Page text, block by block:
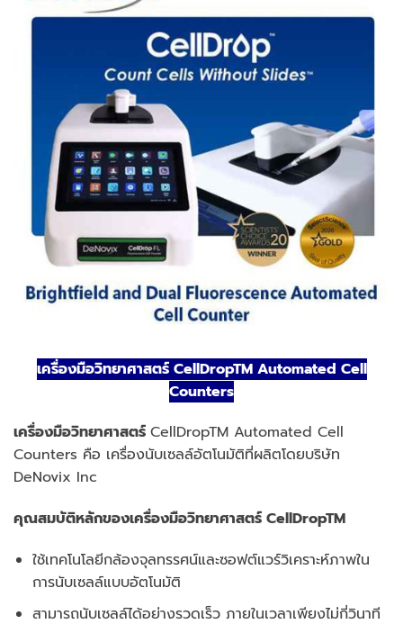
เครื่องมือวิทยาศาสตร์ CellDropTM Automated Cell
Counters
เครื่องมือวิทยาศาสตร์ CellDropTM Automated Cell
Counters คือ เครื่องนับเซลล์อัตโนมัติที่ผลิตโดยบริษัท
DeNovix Inc
คุณสมบัติหลักของเครื่องมือวิทยาศาสตร์ CellDropTM
ใช้เทคโนโลยีกล้องจุลทรรศน์และซอฟต์แวร์วิเคราะห์ภาพใน
การนับเซลล์แบบอัตโนมัติ
สามารถนับเซลล์ได้อย่างรวดเร็ว ภายในเวลาเพียงไม่กี่วินาที